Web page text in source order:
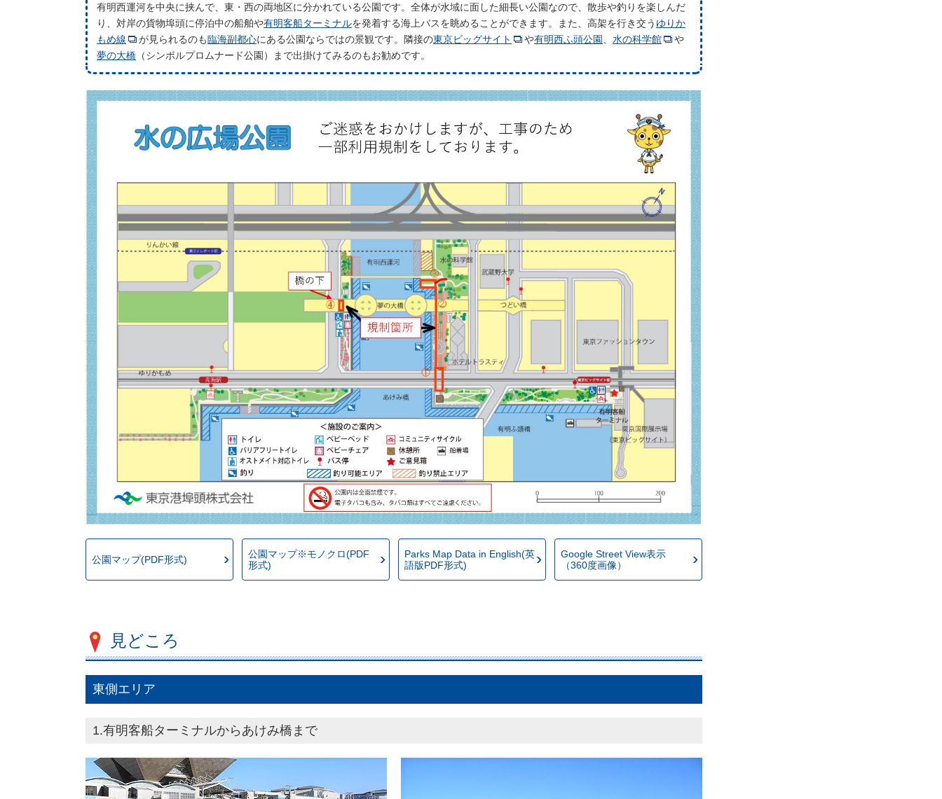
有明西運河を中央に挟んで、東・西の両地区に分かれている公園です。全体が水域に面した細長い公園なので、散歩や釣りを楽しんだ
り、対岸の貨物埠頭に停泊中の船舶や有明客船ターミナルを発着する海上バスを眺めることができます。また、高架を行き交う ゆりか
もめ線
が見られるのも臨海副都心にある公園ならではの景観です。隣接の東京ビッグサイト や有明西ふ頭公園 水の科学館
や
夢の大橋 （シンボルプロムナード公園）まで出掛けてみるのもお勧めです。
公園マップ(PDF形式)
公園マップ※モノクロ(PDF
形式)
Parks Map Data in English(英
語版PDF形式)
Google Street View表示
（360度画像）
見どころ
東側エリア
1.有明客船ターミナルからあけみ橋まで